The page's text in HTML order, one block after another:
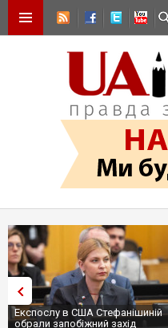
Трамп не передасть Україні
сотні ракет до Patriot, бо у США